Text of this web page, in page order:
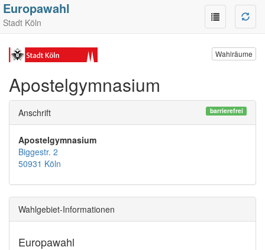
Europawahl
Stadt Köln
Wahlräume
Apostelgymnasium
Anschrift barrierefrei
Apostelgymnasium
Biggestr. 2
50931 Köln
Wahlgebiet-Informationen
Europawahl